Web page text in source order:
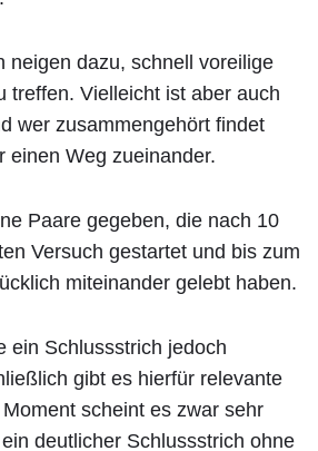
neigen dazu, schnell voreilige
treffen. Vielleicht ist aber auch
wer zusammengehört findet
einen Weg zueinander.
Paare gegeben, die nach 10
Versuch gestartet und bis zum
miteinander gelebt haben.
ein Schlussstrich jedoch
gibt es hierfür relevante
scheint es zwar sehr
deutlicher Schlussstrich ohne